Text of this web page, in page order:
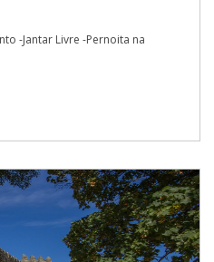
-Jantar Livre -Pernoita na